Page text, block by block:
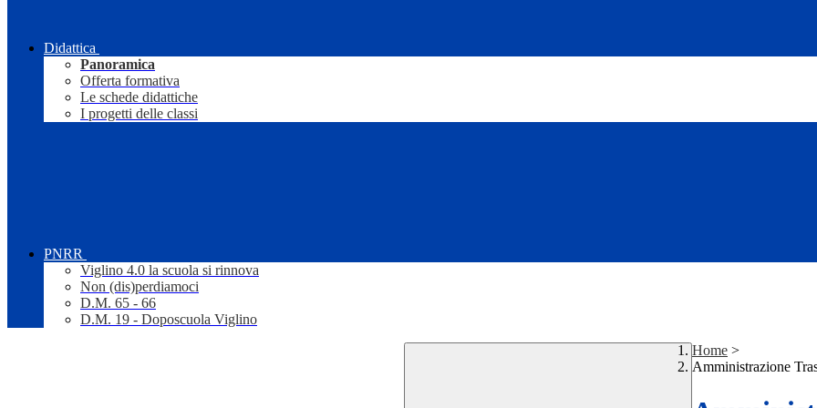
Didattica
Panoramica
Offerta formativa
Le schede didattiche
I progetti delle classi
PNRR
Viglino 4.0 la scuola si rinnova
Non (dis)perdiamoci
D.M. 65 - 66
D.M. 19 - Doposcuola Viglino
Home >
Amministrazione